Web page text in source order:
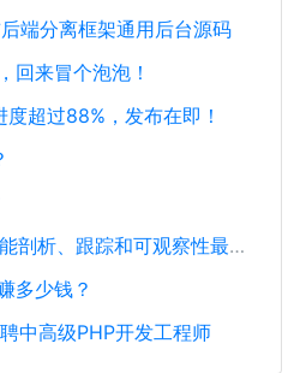
端分离框架通用后台源码
回来冒个泡泡！
超过88%，发布在即！
微服务系列 | PHP实现性能剖析、跟踪和可观察性最佳实践
多少钱？
中高级PHP开发工程师